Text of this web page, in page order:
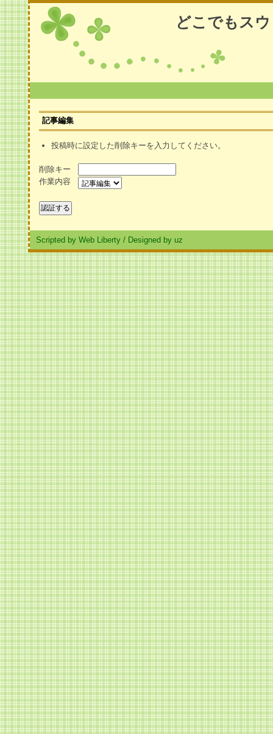
どこでもス
記事編集
投稿時に設定した削除キーを入力してください。
削除キー
作業内容
Scripted by Web Liberty / Designed by uz